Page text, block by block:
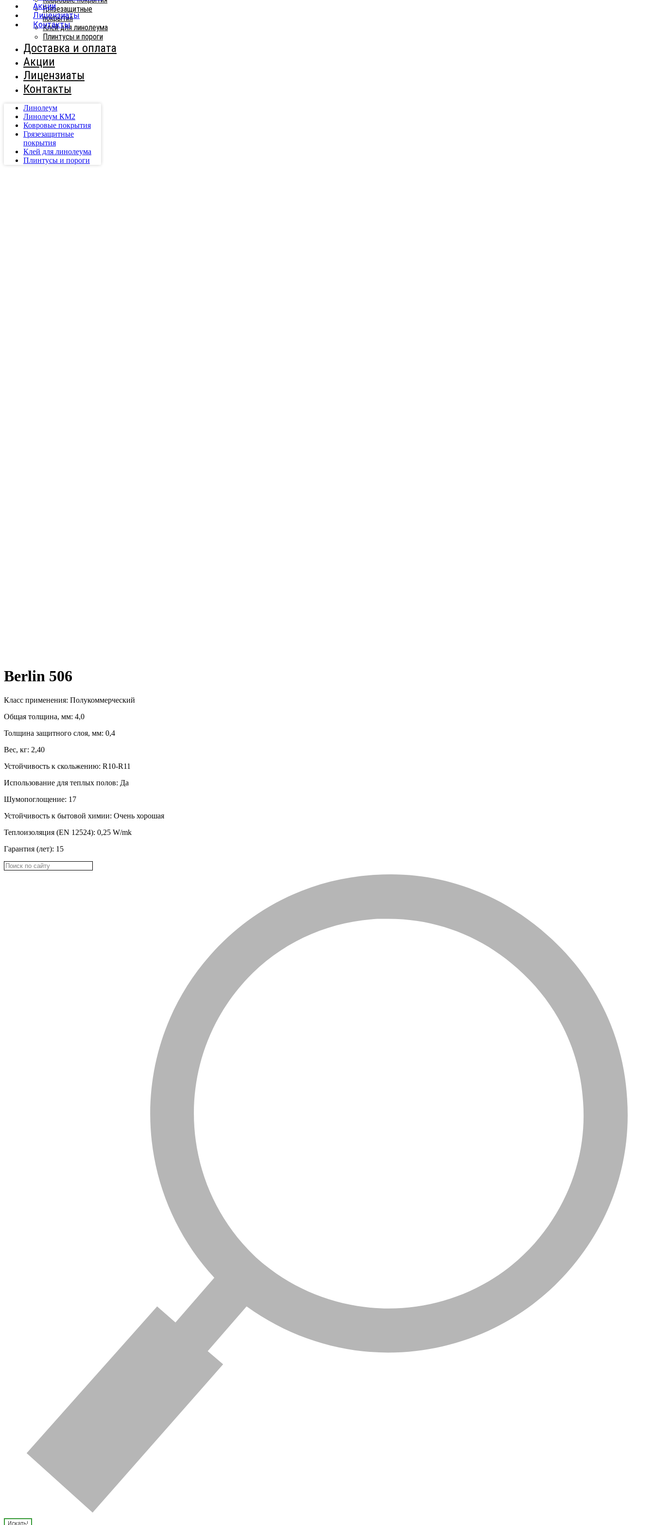
Акции
Лицензиаты
Контакты
Грязезащитные
покрытия
Клей для линолеума
Плинтусы и пороги
Доставка и оплата
Акции
Лицензиаты
Контакты
Линолеум
Линолеум КМ2
Ковровые покрытия
Грязезащитные
покрытия
Клей для линолеума
Плинтусы и пороги
Berlin 506
Класс применения: Полукоммерческий
Общая толщина, мм: 4,0
Толщина защитного слоя, мм: 0,4
Вес, кг: 2,40
Устойчивость к скольжению: R10-R11
Использование для теплых полов: Да
Шумопоглощение: 17
Устойчивость к бытовой химии: Oчень хорошая
Теплоизоляция (EN 12524): 0,25 W/mk
Гарантия (лет): 15
Искать!